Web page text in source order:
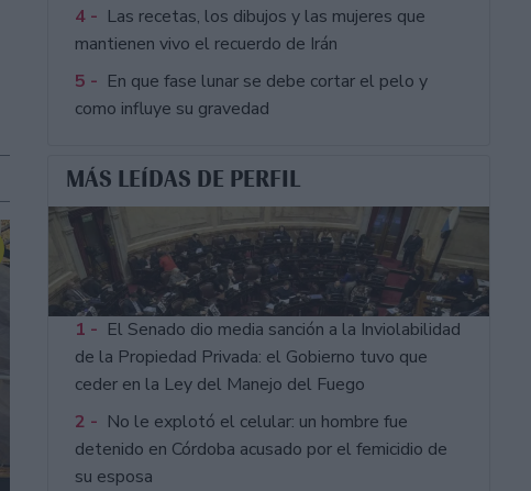
4 - Las recetas, los dibujos y las mujeres que
mantienen vivo el recuerdo de Irán
5 - En que fase lunar se debe cortar el pelo y
como influye su gravedad
MÁS LEÍDAS DE PERFIL
1 - El Senado dio media sanción a la Inviolabilidad
de la Propiedad Privada: el Gobierno tuvo que
ceder en la Ley del Manejo del Fuego
2 - No le explotó el celular: un hombre fue
detenido en Córdoba acusado por el femicidio de
su esposa